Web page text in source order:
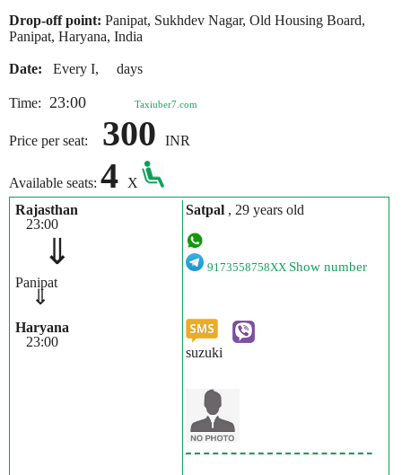
Drop-off point: Panipat, Sukhdev Nagar, Old Housing Board,
Panipat, Haryana, India
Date: Every I, days
Time: 23:00 Taxiuber7.com
Price per seat: 300 INR
Available seats: 4
X
Rajasthan
23:00
⇓
Panipat
⇓
Haryana
23:00
Satpal , 29 years old
9173558758XX Show number
suzuki